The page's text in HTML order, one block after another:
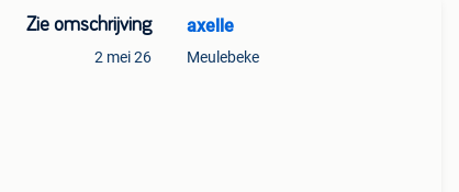
Zie omschrijving
2 mei 26
axelle
Meulebeke